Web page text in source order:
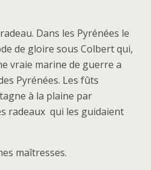
Dans les Pyrénées le
de gloire sous Colbert qui,
vraie marine de guerre a
Pyrénées. Les fûts
à la plaine par
radeaux qui les guidaient
maîtresses.